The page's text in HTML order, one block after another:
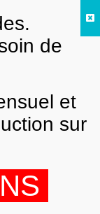
de
et
sur